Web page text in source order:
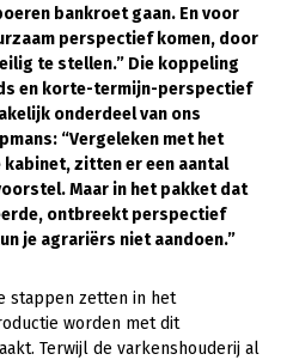
en onderwijs
bankroet gaan. En voor
perspectief komen, door
te stellen.” Die koppeling
en korte-termijn-perspectief
onderdeel van ons
“Vergeleken met het
zitten er een aantal
Maar in het pakket dat
ontbreekt perspectief
je agrariërs niet aandoen.”
stappen zetten in het
worden met dit
Terwijl de varkenshouderij al